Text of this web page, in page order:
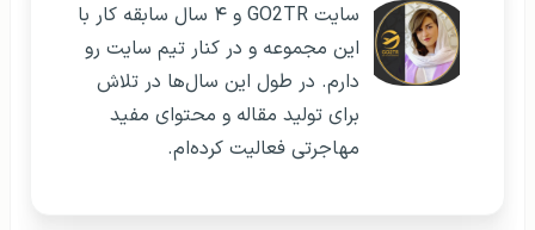
سایت GO2TR و ۴ سال سابقه کار با
این مجموعه و در کنار تیم سایت رو
دارم. در طول این سال‌ها در تلاش
برای تولید مقاله و محتوای مفید
مهاجرتی فعالیت کرده‌ام.